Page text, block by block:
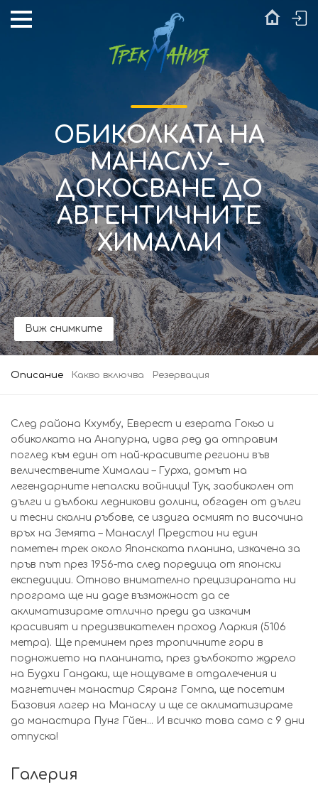
ОБИКОЛКАТА НА
МАНАСЛУ –
ДОКОСВАНЕ ДО
АВТЕНТИЧНИТЕ
ХИМАЛАИ
Виж снимките
Описание Какво включва Резервация
След района Кхумбу, Еверест и езерата Гокьо и
обиколката на Анапурна, идва ред да отправим
поглед към един от най-красивите региони във
величествените Хималаи – Гурха, домът на
легендарните непалски войници! Тук, заобиколен от
дълги и дълбоки ледникови долини, обгаден от дълги
и тесни скални ръбове, се издига осмият по височина
връх на Земята – Манаслу! Предстои ни един
паметен трек около Японската планина, изкачена за
пръв път през 1956-та след поредица от японски
експедиции. Отново внимателно прецизираната ни
програма ще ни даде възможност да се
аклиматизираме отлично преди да изкачим
красивият и предизвикателен проход Ларкия (5106
метра). Ще преминем през тропичните гори в
подножието на планината, през дълбокото ждрело
на Будхи Гандаки, ще нощуваме в отдалечения и
магнетичен манастир Сяранг Гомпа, ще посетим
Базовия лагер на Манаслу и ще се аклиматизираме
до манастира Пунг Гйен... И всичко това само с 9 дни
отпуска!
Галерия